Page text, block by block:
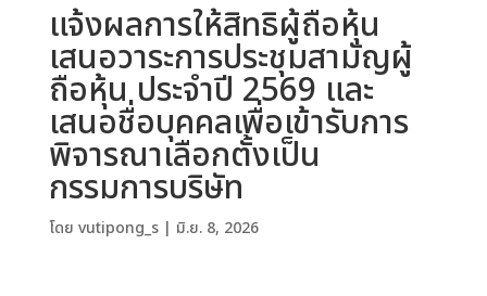
แจ้งผลการให้สิทธิผู้ถือหุ้น
เสนอวาระการประชุมสามัญผู้
ถือหุ้น ประจำปี 2569 และ
เสนอชื่อบุคคลเพื่อเข้ารับการ
พิจารณาเลือกตั้งเป็น
กรรมการบริษัท
โดย vutipong_s| มิ.ย. 8, 2026